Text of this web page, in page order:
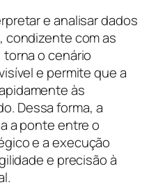
e analisar dados
com as
o cenário
e permite que a
às
Dessa forma, a
a ponte entre o
e a execução
e precisão à